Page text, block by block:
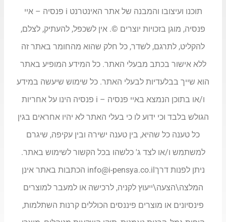
תוכנו ועיצובו והמבנה של אתר האינטרנט i פנסיה – איי
פנסיה, מוגן בזכויות יוצרים ©. אין לשכפל, להעתיק, לצלם,
להקליט, לתרגם, לשדר, כל חלק שהוא מהחומר באתר זה
ללא אישור בכתב מבעלי האתר. כל המידע המופיע באתר
הוא שייך בבלעדיות לבעלי האתר. כל שימוש שיעשה במידע
ו/או בתוכן הנמצא באיי פנסיה – i פנסיה הינו על אחריות
הגולש בלבד וכי ידוע לו כי בעלי האתר לא יהיו אחראים בגין
כל טענה כל שהיא, בין טענה ישירה ובין עקיפה, שיגרם
למשתמש ו/או לצד ג' כלשהו בכל הקשור לשימוש באתר.
ניתן לפנות דרךinfo@i-pensya.co.il הכתבות באתר אינן
המלצה\הצעה\ייעוץ לקניה, לרכישה או למעבר למוצרים
פינסיונים או מוצרים פיננסים הכוללים קרנות השתלמות,